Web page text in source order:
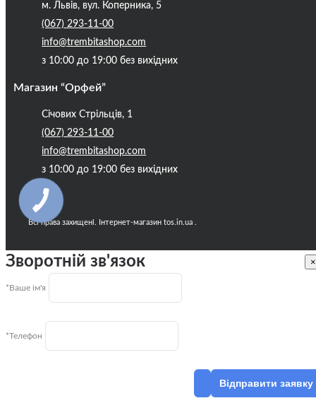
Контакти
Публічна оферта
Бренди
Блог
м. Львів, вул. Коперника, 5
(067) 293-11-00
info@trembitashop.com
з 10:00 до 19:00 без вихідних
Магазин “Орфей”
Січових Стрільців, 1
(067) 293-11-00
info@trembitashop.com
з 10:00 до 19:00 без вихідних
Всі права захищені. Інтернет-магазин tos.in.ua .
Зворотній зв'язок ×
*Ваше ім'я
*Телефон
Відправити заявку